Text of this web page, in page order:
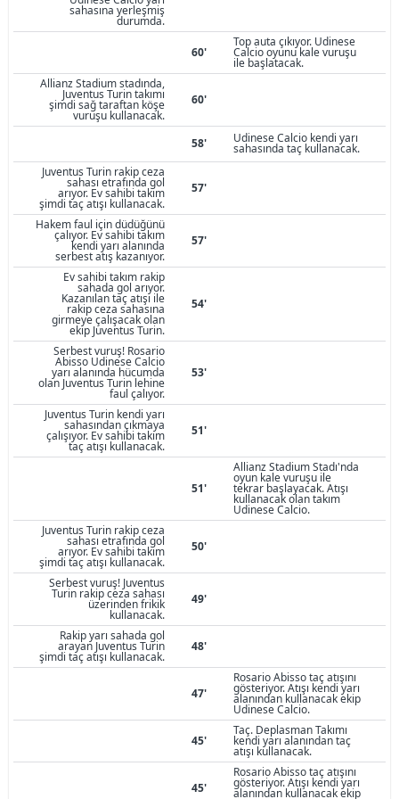
sahasına yerleşmiş
durumda.
60'
Top auta çıkıyor. Udinese
Calcio oyunu kale vuruşu
ile başlatacak.
Allianz Stadium stadında,
Juventus Turin takımı
şimdi sağ taraftan köşe
vuruşu kullanacak.
60'
58' Udinese Calcio kendi yarı
sahasında taç kullanacak.
Juventus Turin rakip ceza
sahası etrafında gol
arıyor. Ev sahibi takım
şimdi taç atışı kullanacak.
57'
Hakem faul için düdüğünü
çalıyor. Ev sahibi takım
kendi yarı alanında
serbest atış kazanıyor.
57'
Ev sahibi takım rakip
sahada gol arıyor.
Kazanılan taç atışı ile
rakip ceza sahasına
girmeye çalışacak olan
ekip Juventus Turin.
54'
Serbest vuruş! Rosario
Abisso Udinese Calcio
yarı alanında hücumda
olan Juventus Turin lehine
faul çalıyor.
53'
Juventus Turin kendi yarı
sahasından çıkmaya
çalışıyor. Ev sahibi takım
taç atışı kullanacak.
51'
51'
Allianz Stadium Stadı'nda
oyun kale vuruşu ile
tekrar başlayacak. Atışı
kullanacak olan takım
Udinese Calcio.
Juventus Turin rakip ceza
sahası etrafında gol
arıyor. Ev sahibi takım
şimdi taç atışı kullanacak.
50'
Serbest vuruş! Juventus
Turin rakip ceza sahası
üzerinden frikik
kullanacak.
49'
Rakip yarı sahada gol
arayan Juventus Turin
şimdi taç atışı kullanacak.
48'
47'
Rosario Abisso taç atışını
gösteriyor. Atışı kendi yarı
alanından kullanacak ekip
Udinese Calcio.
45'
Taç. Deplasman Takımı
kendi yarı alanından taç
atışı kullanacak.
45'
Rosario Abisso taç atışını
gösteriyor. Atışı kendi yarı
alanından kullanacak ekip